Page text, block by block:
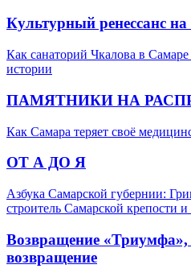
Культурный ренессанс на
Как санаторий Чкалова в
истории
ПАМЯТНИКИ НА
Как Самара теряет своё
ОТ А ДО Я
Азбука Самарской губернии:
строитель Самарской крепости
Возвращение
возвращение